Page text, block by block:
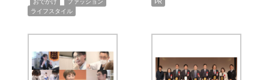
ライフスタイル